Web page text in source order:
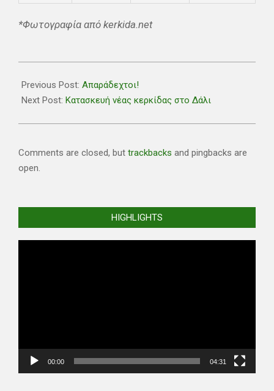
*Φωτογραφία από kerkida.net
10-
09
Previous Post: Απαράδεχτοι!
Next Post: Κατασκευή νέας κερκίδας στο Δάλι
Comments are closed, but trackbacks and pingbacks are
open.
HIGHLIGHTS
00:00 04:31